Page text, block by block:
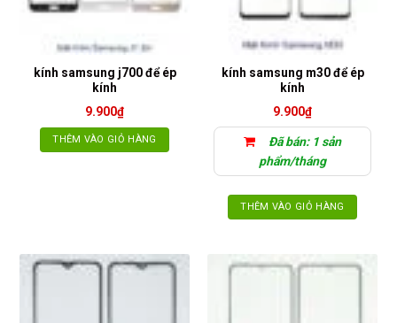
kính samsung j700 để ép
kính
9.900₫
THÊM VÀO GIỎ HÀNG
kính samsung m30 để ép
kính
9.900₫
Đã bán: 1 sản
phẩm/tháng
THÊM VÀO GIỎ HÀNG